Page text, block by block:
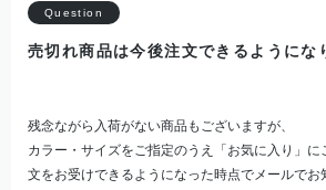
売切れ商品は今後注文できるようにな
残念ながら入荷がない商品もございますが、
カラー・サイズをご指定のうえ「お気に入り」に
文をお受けできるようになった時点でメールで